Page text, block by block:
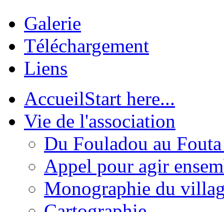
Galerie
Téléchargement
Liens
AccueilStart here...
Vie de l'association
Du Fouladou au
Appel pour agir
Monographie du